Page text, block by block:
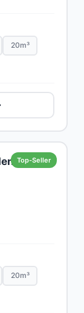
20m³
Top-Seller
20m³